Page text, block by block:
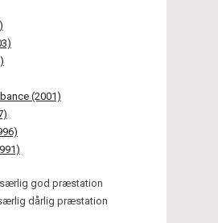
(2001)
særlig god præstation
dårlig præstation